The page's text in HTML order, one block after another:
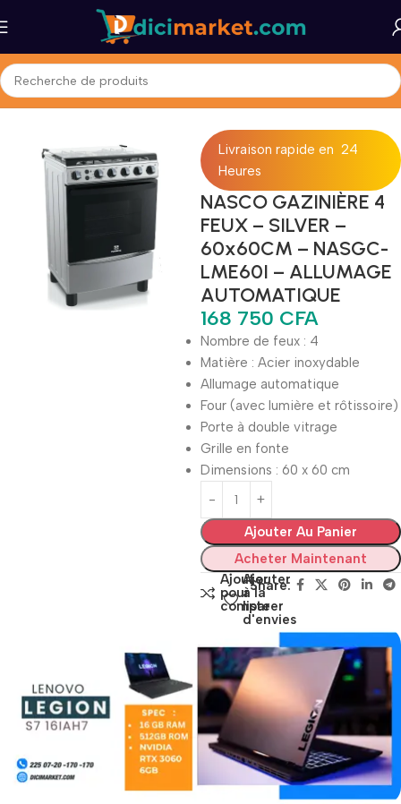
Accueil Maison et Bureau Gros Électromenager Gazinières
Livraison rapide en 24
Heures
NASCO GAZINIÈRE 4
FEUX – SILVER –
60x60CM – NASGC-
LME60I – ALLUMAGE
AUTOMATIQUE
168 750 CFA
Nombre de feux : 4
Matière : Acier inoxydable
Allumage automatique
Four (avec lumière et rôtissoire)
Porte à double vitrage
Grille en fonte
Dimensions : 60 x 60 cm
Ajouter Au Panier
Acheter Maintenant
Ajouter
pour
comparer
Ajouter
à la
liste
d'envies
Share: